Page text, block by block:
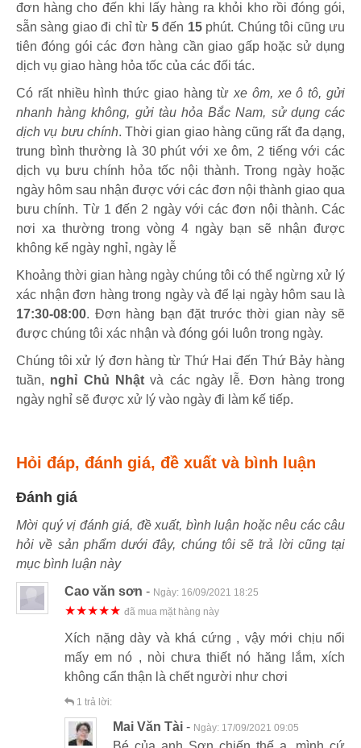
đơn hàng cho đến khi lấy hàng ra khỏi kho rồi đóng gói,
sẵn sàng giao đi chỉ từ 5đến 15 phút. Chúng tôi cũng ưu
tiên đóng gói các đơn hàng cần giao gấp hoặc sử dụng
dịch vụ giao hàng hỏa tốc của các đối tác.
Có rất nhiều hình thức giao hàng từxe ôm, xe ô tô, gửi
nhanh hàng không, gửi tàu hỏa Bắc Nam, sử dụng các
dịch vụ bưu chính. Thời gian giao hàng cũng rất đa dạng,
trung bình thường là 30 phút với xe ôm, 2 tiếng với các
dịch vụ bưu chính hỏa tốc nội thành. Trong ngày hoặc
ngày hôm sau nhận được với các đơn nội thành giao qua
bưu chính. Từ 1 đến 2 ngày với các đơn nội thành. Các
nơi xa thường trong vòng 4 ngày bạn sẽ nhận được
không kể ngày nghỉ, ngày lễ
Khoảng thời gian hàng ngày chúng tôi có thể ngừng xử lý
xác nhận đơn hàng trong ngày và để lại ngày hôm sau là
17:30-08:00. Đơn hàng bạn đặt trước thời gian này sẽ
được chúng tôi xác nhận và đóng gói luôn trong ngày.
Chúng tôi xử lý đơn hàng từ Thứ Hai đến Thứ Bảy hàng
tuần, nghỉ Chủ Nhậtvà các ngày lễ. Đơn hàng trong
ngày nghỉ sẽ được xử lý vào ngày đi làm kế tiếp.
Hỏi đáp, đánh giá, đề xuất và bình luận
Đánh giá
Mời quý vị đánh giá, đề xuất, bình luận hoặc nêu các câu
hỏi về sản phẩm dưới đây, chúng tôi sẽ trả lời cũng tại
mục bình luận này
Cao văn sơn - Ngày: 16/09/2021 18:25
★★★★★ đã mua mặt hàng này
Xích nặng dày và khá cứng , vậy mới chịu nổi
mấy em nó , nòi chưa thiết nó hăng lắm, xích
không cẩn thận là chết người như chơi
1 trả lời:
Mai Văn Tài - Ngày: 17/09/2021 09:05